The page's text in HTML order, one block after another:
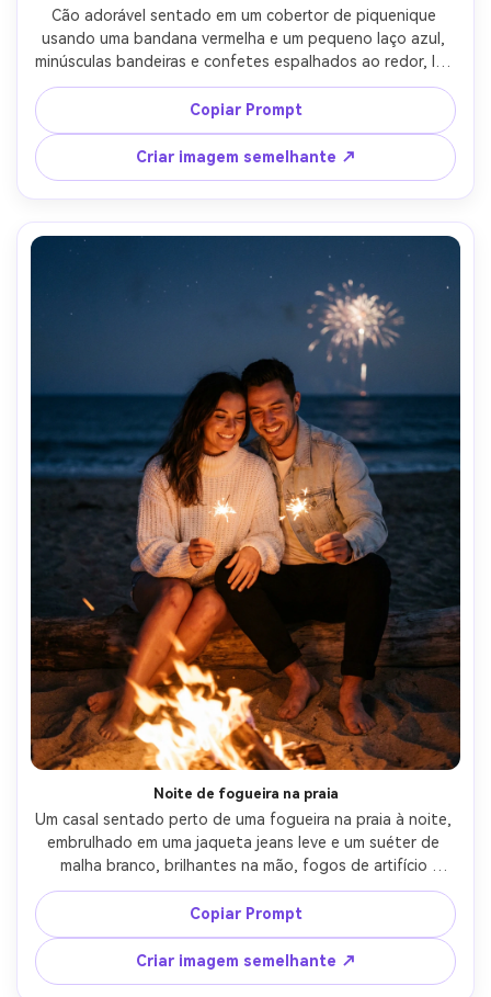
Cão adorável sentado em um cobertor de piquenique
usando uma bandana vermelha e um pequeno laço azul,
minúsculas bandeiras e confetes espalhados ao redor, luz
suave da noite, fogos de artifício bokeh à distância,
disparado em Canon R5, 85mm f/1.8, ângulo baixo,
detalhe de pele afiada, fotorealista, vibe celebrativa
saudável-AR 4:5
Copiar Prompt
Criar imagem semelhante ↗
Noite de fogueira na praia
Um casal sentado perto de uma fogueira na praia à noite,
embrulhado em uma jaqueta jeans leve e um suéter de
malha branco, brilhantes na mão, fogos de artifício
vagamente visíveis acima do horizonte do oceano, luz de
fogo quente nos rostos, disparado em Nikon Z6 II, 50mm
f/1.4, contraste cinematográfico, textura natural da pele,
humor acolhedor de verão-AR 4:5
Copiar Prompt
Criar imagem semelhante ↗